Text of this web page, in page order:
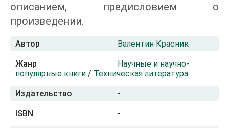
описанием, предисловием о
произведении.
Автор Валентин Красник
Жанр
Научные и научно-
популярные книги / Техническая литература
Издательство -
ISBN -